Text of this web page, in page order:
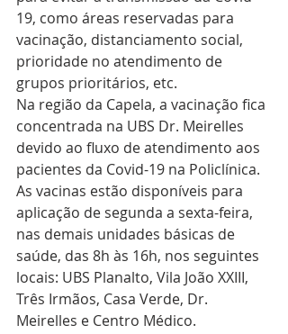
19, como áreas reservadas para
vacinação, distanciamento social,
prioridade no atendimento de
grupos prioritários, etc.
Na região da Capela, a vacinação fica
concentrada na UBS Dr. Meirelles
devido ao fluxo de atendimento aos
pacientes da Covid-19 na Policlínica.
As vacinas estão disponíveis para
aplicação de segunda a sexta-feira,
nas demais unidades básicas de
saúde, das 8h às 16h, nos seguintes
locais: UBS Planalto, Vila João XXIII,
Três Irmãos, Casa Verde, Dr.
Meirelles e Centro Médico.